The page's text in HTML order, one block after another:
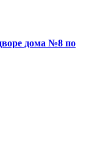
дома №8 по